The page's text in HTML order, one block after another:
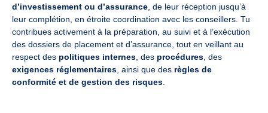
d’investissement ou d’assurance , de leur réception jusqu’à
leur complétion, en étroite coordination avec les conseillers. Tu
contribues activement à la préparation, au suivi et à l’exécution
des dossiers de placement et d’assurance, tout en veillant au
respect des politiques internes , des procédures , des
exigences réglementaires , ainsi que des règles de
conformité et de gestion des risques